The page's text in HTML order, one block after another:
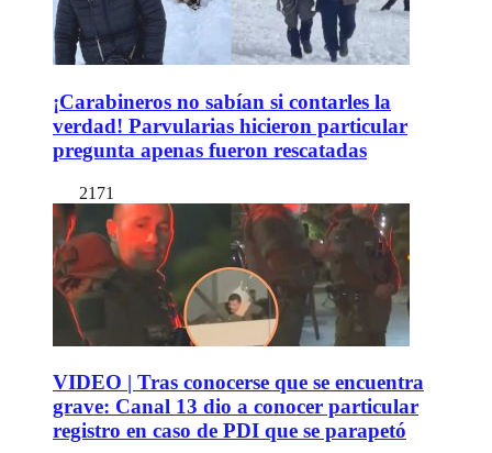
¡Carabineros no sabían si contarles la
verdad! Parvularias hicieron particular
pregunta apenas fueron rescatadas
2171
VIDEO | Tras conocerse que se encuentra
grave: Canal 13 dio a conocer particular
registro en caso de PDI que se parapetó